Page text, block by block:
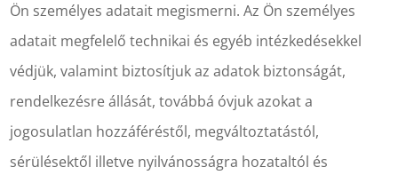
Ön személyes adatait megismerni. Az Ön személyes
adatait megfelelő technikai és egyéb intézkedésekkel
védjük, valamint biztosítjuk az adatok biztonságát,
rendelkezésre állását, továbbá óvjuk azokat a
jogosulatlan hozzáféréstől, megváltoztatástól,
sérülésektől illetve nyilvánosságra hozataltól és